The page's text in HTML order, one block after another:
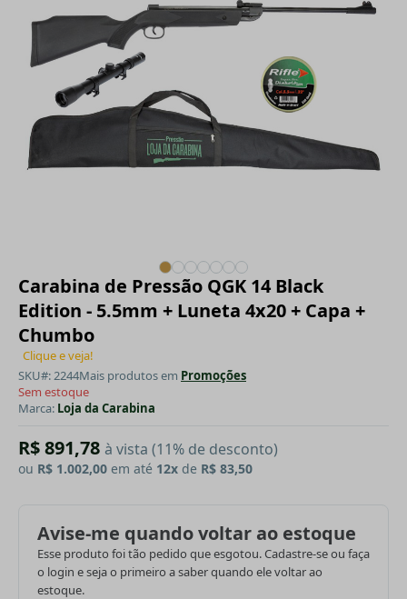
Carabina de Pressão QGK 14 Black
Edition - 5.5mm + Luneta 4x20 + Capa +
Chumbo
Clique e veja!
SKU#: 2244Mais produtos em Promoções
Sem estoque
Marca: Loja da Carabina
R$ 891,78 à vista (11% de desconto)
ou R$ 1.002,00 em até 12x de R$ 83,50
Avise-me quando voltar ao estoque
Esse produto foi tão pedido que esgotou. Cadastre-se ou faça
o login e seja o primeiro a saber quando ele voltar ao
estoque.